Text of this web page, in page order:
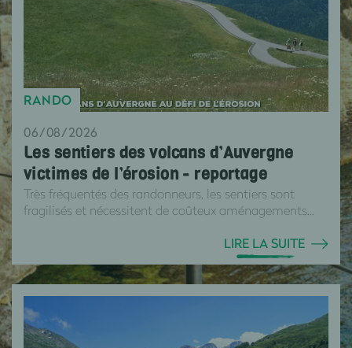
RANDO
06/08/2026
Les sentiers des volcans d’Auvergne
victimes de l’érosion - reportage
Très fréquentés des randonneurs, les sentiers sont
fragilisés et nécessitent de coûteux aménagements...
LIRE LA SUITE